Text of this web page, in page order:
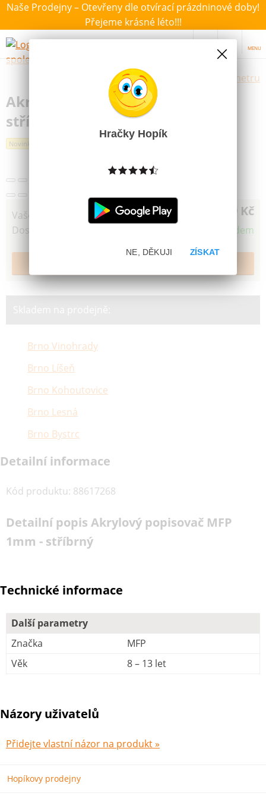
Naše Prodejny – Otevřeny dle otvírací prázdninové doby!
Přejeme krásné léto!!!
MENU
Výběr hraček dle zvoleného parametru
Akrylový popisovač MFP 1mm -
stříbrný
Novinka
Vaše cena 49 Kč
Dostupnost Skladem
Brno Vinohrady
Brno Líšeň
Brno Kohoutovice
Brno Lesná
Brno Bystrc
Detailní informace
Kód produktu: 88617268
Detailní popis Akrylový popisovač MFP
1mm - stříbrný
Technické informace
Další parametry
Značka
MFP
Věk
8 – 13 let
Názory uživatelů
Přidejte vlastní názor na produkt »
Hopíkovy prodejny
Hračky Hopík
ZÍSKAT
NE, DĚKUJI